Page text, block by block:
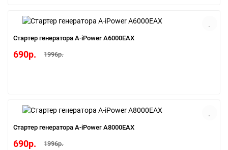
Cтартер генератора A-iPower A6000EAX
690р. 1996р.
Cтартер генератора A-iPower A8000EAX
690р. 1996р.